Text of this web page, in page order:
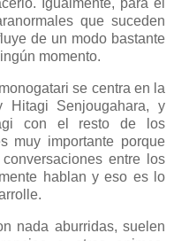
Igualmente, para el
que suceden
de un modo bastante
momento.
se centra en la
Hitagi Senjougahara, y
con el resto de los
muy importante porque
entre los
hablan y eso es lo
nada aburridas, suelen